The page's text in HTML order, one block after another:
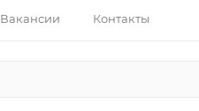
Вакансии Контакты